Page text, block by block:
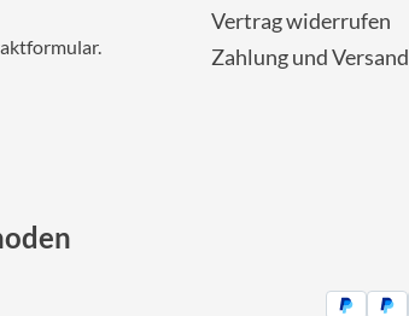
.
Vertrag widerrufen
Zahlung und Versand